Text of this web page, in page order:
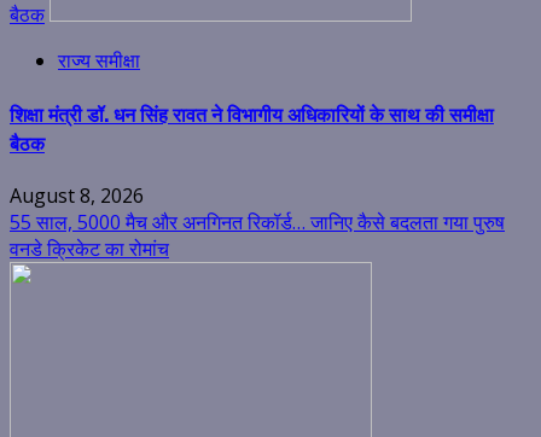
बैठक
राज्य समीक्षा
शिक्षा मंत्री डॉ. धन सिंह रावत ने विभागीय अधिकारियों के साथ की समीक्षा
बैठक
August 8, 2026
55 साल, 5000 मैच और अनगिनत रिकॉर्ड… जानिए कैसे बदलता गया पुरुष
वनडे क्रिकेट का रोमांच